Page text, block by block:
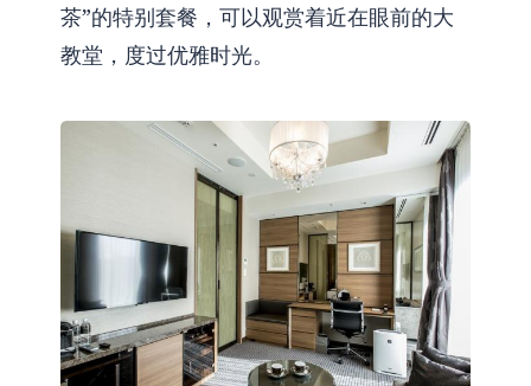
茶”的特别套餐，可以观赏着近在眼前的大
教堂，度过优雅时光。